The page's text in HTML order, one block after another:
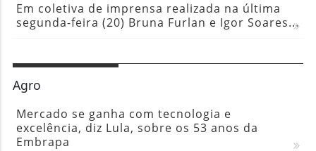
Em coletiva de imprensa realizada na última
segunda-feira (20) Bruna Furlan e Igor Soares...
Agro
Mercado se ganha com tecnologia e
excelência, diz Lula, sobre os 53 anos da
Embrapa